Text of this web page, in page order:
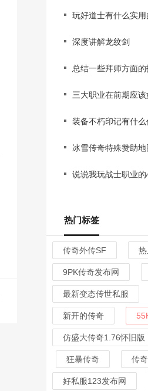
玩好道士有什么实用
深度讲解龙纹剑
总结一些拜师方面
三大职业在前期应
装备不朽印记有什么
冰雪传奇特殊赞助地
说说我玩战士职业的
热门标签
传奇外传SF
9PK传奇发布网
最新变态传世私服
新开的传奇
仿盛大传奇1.76怀旧版
狂暴传奇 传
好私服123发布网